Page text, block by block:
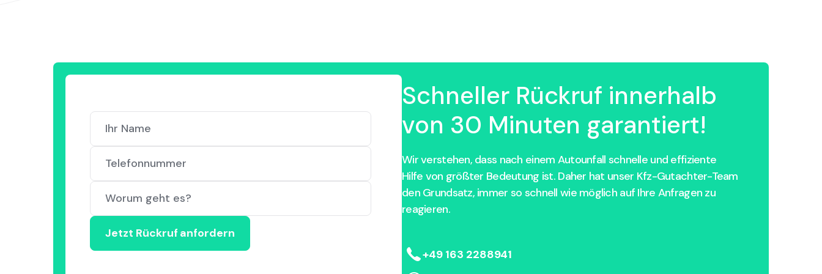
Schneller Rückruf innerhalb
von 30 Minuten garantiert!
Wir verstehen, dass nach einem Autounfall schnelle und effiziente
Hilfe von größter Bedeutung ist. Daher hat unser Kfz-Gutachter-Team
den Grundsatz, immer so schnell wie möglich auf Ihre Anfragen zu
reagieren.
+49 163 2288941